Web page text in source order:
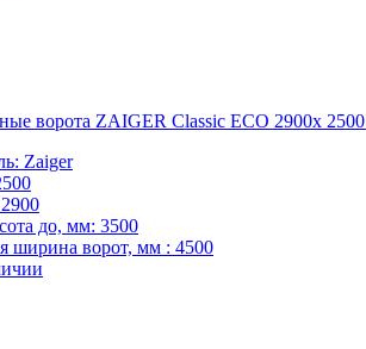
ворота ZAIGER Classic ECO 2900x
Zaiger
2900
до, мм: 3500
ширина ворот, мм : 4500